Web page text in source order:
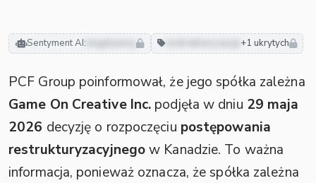
Sentyment AI: negatywny +1 ukrytych
PCF Group poinformował, że jego spółka zależna
Game On Creative Inc. podjęła w dniu 29 maja
2026 decyzję o rozpoczęciu postępowania
restrukturyzacyjnegow Kanadzie. To ważna
informacja, ponieważ oznacza, że spółka zależna